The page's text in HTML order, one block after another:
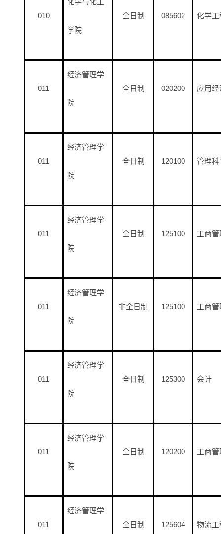
010
化学与化工
学院
全日制 085602 化学工
011
经济管理学
院
全日制 020200 应用经
011
经济管理学
院
全日制 120100 管理科
011
经济管理学
院
全日制 125100 工商管
011
经济管理学
院
非全日制 125100 工商管
011
经济管理学
院
全日制 125300 会计
011
经济管理学
院
全日制 120200 工商管
011
经济管理学
全日制 125604 物流工